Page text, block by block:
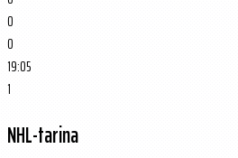
0
0
19:05
1
NHL-tarina